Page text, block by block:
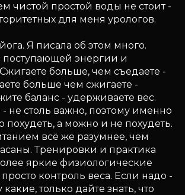
чистой простой воды не стоит -
для меня урологов.
Я писала об этом много.
поступающей энергии и
больше, чем съедаете -
больше чем сжигаете -
баланс - удерживаете вес.
не столь важно, поэтому именно
похудеть, а можно и не похудеть.
всё же разумнее, чем
Тренировки и практика
яркие физиологические
контроль веса. Если надо -
только дайте знать, что